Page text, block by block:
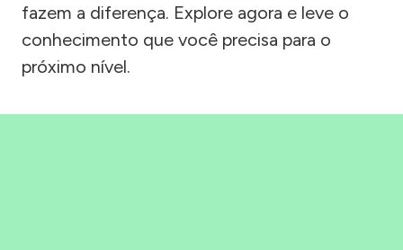
fazem a diferença. Explore agora e leve o
conhecimento que você precisa para o
próximo nível.